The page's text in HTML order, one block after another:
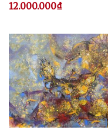
12.000.000₫